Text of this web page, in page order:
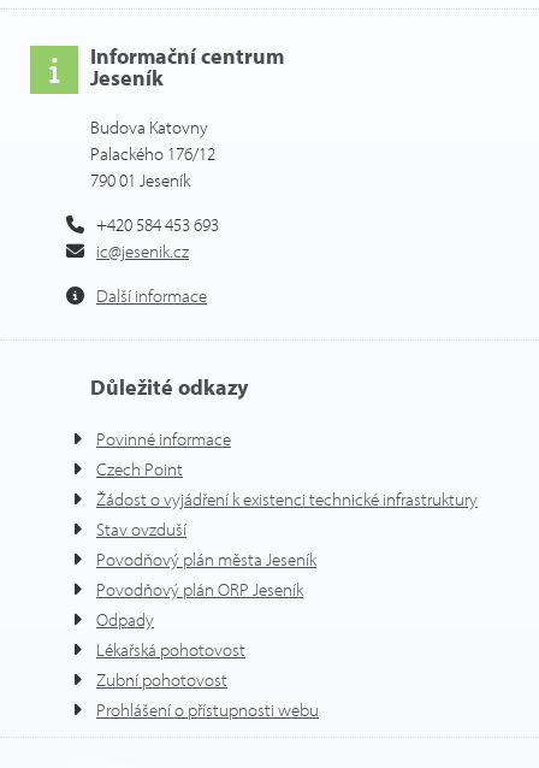
Informační centrum
Jeseník
Budova Katovny
Palackého 176/12
790 01 Jeseník
+420 584 453 693
ic@jesenik.cz
Další informace
Důležité odkazy
Povinné informace
Czech Point
Žádost o vyjádření k existenci technické infrastruktury
Stav ovzduší
Povodňový plán města Jeseník
Povodňový plán ORP Jeseník
Odpady
Lékařská pohotovost
Zubní pohotovost
Prohlášení o přístupnosti webu